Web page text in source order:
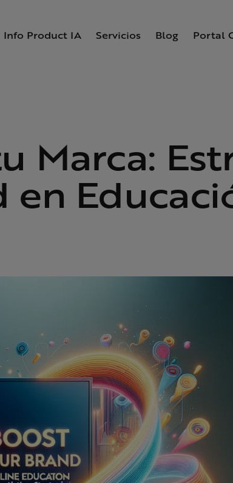
Info Product IA Servicios Blog Portal
Marca:
en